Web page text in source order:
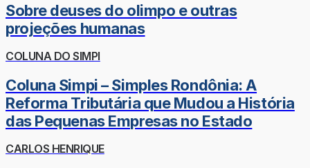
Sobre deuses do olimpo e outras
projeções humanas
COLUNA DO SIMPI
Coluna Simpi – Simples Rondônia: A
Reforma Tributária que Mudou a História
das Pequenas Empresas no Estado
CARLOS HENRIQUE